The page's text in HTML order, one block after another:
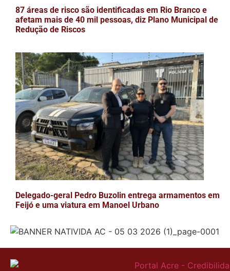
87 áreas de risco são identificadas em Rio Branco e
afetam mais de 40 mil pessoas, diz Plano Municipal de
Redução de Riscos
Delegado-geral Pedro Buzolin entrega armamentos em
Feijó e uma viatura em Manoel Urbano